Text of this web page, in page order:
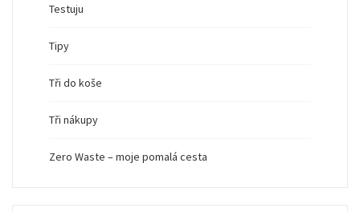
Testuju
Tipy
Tři do koše
Tři nákupy
Zero Waste – moje pomalá cesta